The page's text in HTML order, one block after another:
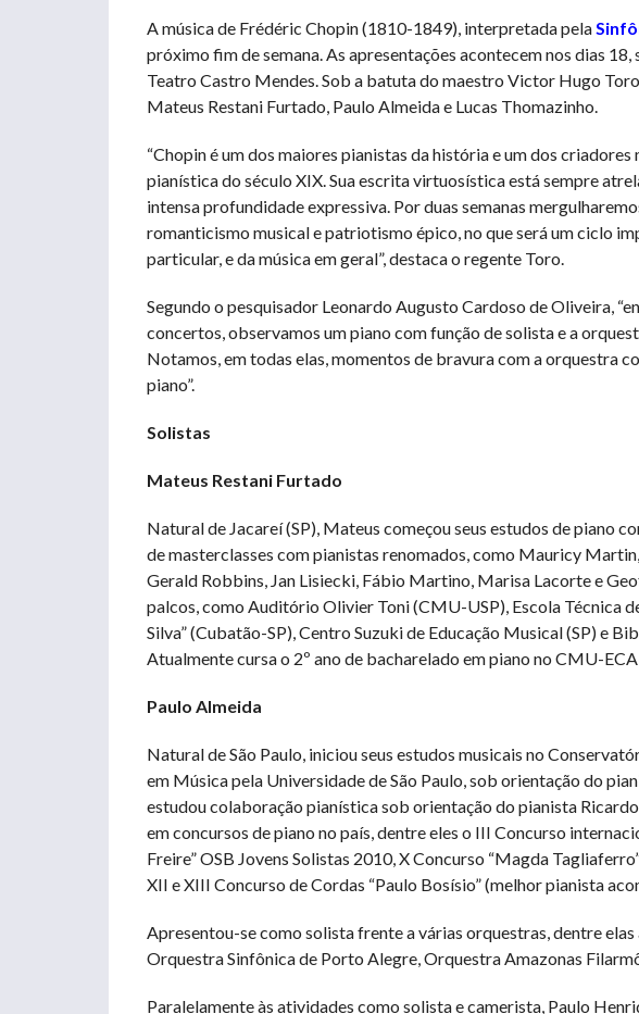
A música de Frédéric Chopin (1810-1849), interpretada pela
próximo fim de semana. As apresentações acontecem nos dias 18,
Teatro Castro Mendes. Sob a batuta do maestro Victor Hugo
Mateus Restani Furtado, Paulo Almeida e Lucas Thomazinho.
“Chopin é um dos maiores pianistas da história e um dos
pianística do século XIX. Sua escrita virtuosística está sempre
intensa profundidade expressiva. Por duas semanas
romanticismo musical e patriotismo épico, no que será um ciclo
particular, e da música em geral”, destaca o regente Toro.
Segundo o pesquisador Leonardo Augusto Cardoso de Oliveira,
concertos, observamos um piano com função de solista e a
Notamos, em todas elas, momentos de bravura com a orquestra
piano”.
Solistas
Mateus Restani Furtado
Natural de Jacareí (SP), Mateus começou seus estudos de piano
de masterclasses com pianistas renomados, como Mauricy
Gerald Robbins, Jan Lisiecki, Fábio Martino, Marisa Lacorte e
palcos, como Auditório Olivier Toni (CMU-USP), Escola Técnica
Silva” (Cubatão-SP), Centro Suzuki de Educação Musical (SP) e
Atualmente cursa o 2º ano de bacharelado em piano no CMU-
Paulo Almeida
Natural de São Paulo, iniciou seus estudos musicais no
em Música pela Universidade de São Paulo, sob orientação do
estudou colaboração pianística sob orientação do pianista
em concursos de piano no país, dentre eles o III Concurso
Freire” OSB Jovens Solistas 2010, X Concurso “Magda
XII e XIII Concurso de Cordas “Paulo Bosísio” (melhor pianista
Apresentou-se como solista frente a várias orquestras, dentre
Orquestra Sinfônica de Porto Alegre, Orquestra Amazonas
Paralelamente às atividades como solista e camerista, Paulo